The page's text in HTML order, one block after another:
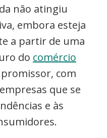
não atingiu
embora esteja
a partir de uma
do comércio
com
que se
e às